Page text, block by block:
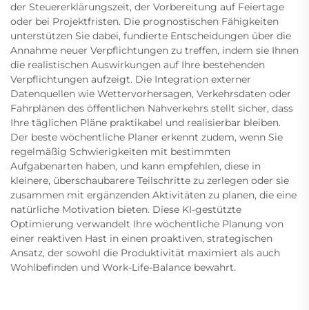
der Steuererklärungszeit, der Vorbereitung auf Feiertage
oder bei Projektfristen. Die prognostischen Fähigkeiten
unterstützen Sie dabei, fundierte Entscheidungen über die
Annahme neuer Verpflichtungen zu treffen, indem sie Ihnen
die realistischen Auswirkungen auf Ihre bestehenden
Verpflichtungen aufzeigt. Die Integration externer
Datenquellen wie Wettervorhersagen, Verkehrsdaten oder
Fahrplänen des öffentlichen Nahverkehrs stellt sicher, dass
Ihre täglichen Pläne praktikabel und realisierbar bleiben.
Der beste wöchentliche Planer erkennt zudem, wenn Sie
regelmäßig Schwierigkeiten mit bestimmten
Aufgabenarten haben, und kann empfehlen, diese in
kleinere, überschaubarere Teilschritte zu zerlegen oder sie
zusammen mit ergänzenden Aktivitäten zu planen, die eine
natürliche Motivation bieten. Diese KI-gestützte
Optimierung verwandelt Ihre wöchentliche Planung von
einer reaktiven Hast in einen proaktiven, strategischen
Ansatz, der sowohl die Produktivität maximiert als auch
Wohlbefinden und Work-Life-Balance bewahrt.